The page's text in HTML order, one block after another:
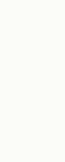
Andere